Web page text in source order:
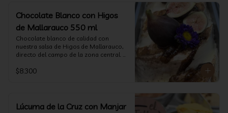
Chocolate Blanco con Higos
de Mallarauco 550 ml
Chocolate blanco de calidad con
nuestra salsa de Higos de Mallarauco,
directo del campo de la zona central.
$8.300
Lúcuma de la Cruz con Manjar